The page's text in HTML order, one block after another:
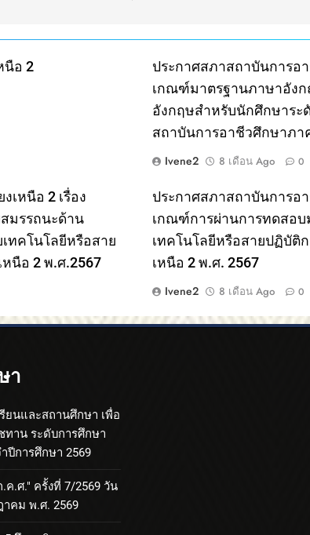
นือ 2
ประกาศสภาสถาบันการอ
เกณฑ์มาตรฐานภาษาอัง
อังกฤษสำหรับนักศึกษาระ
สถาบันการอาชีวศึกษาภา
Ivene2
8 เดือน Ago 0
เหนือ 2 เรื่อง
มรรถนะด้าน
ทคโนโลยีหรือสาย
นือ 2 พ.ศ.2567
ประกาศสภาสถาบันการอ
เกณฑ์การผ่านการทดสอ
เทคโนโลยีหรือสายปฏิบัติ
เหนือ 2 พ.ศ. 2567
Ivene2
8 เดือน Ago 0
า
ยนและสถานศึกษา เพื่อ
ทาน ระดับการศึกษา
ปีการศึกษา 2569
ค.ศ." ครั้งที่ 7/2569 วัน
คม พ.ศ. 2569